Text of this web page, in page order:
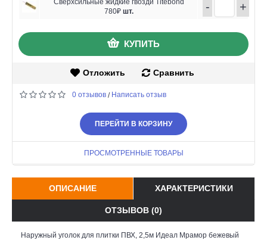
780₽ шт. - +
КУПИТЬ
Отложить Сравнить
0 отзывов / Написать отзыв
ПЕРЕЙТИ В КОРЗИНУ
ПРОСМОТРЕННЫЕ ТОВАРЫ
ОПИСАНИЕ ХАРАКТЕРИСТИКИ
ОТЗЫВОВ (0)
Наружный уголок для плитки ПВХ, 2,5м Идеал Мрамор бежевый